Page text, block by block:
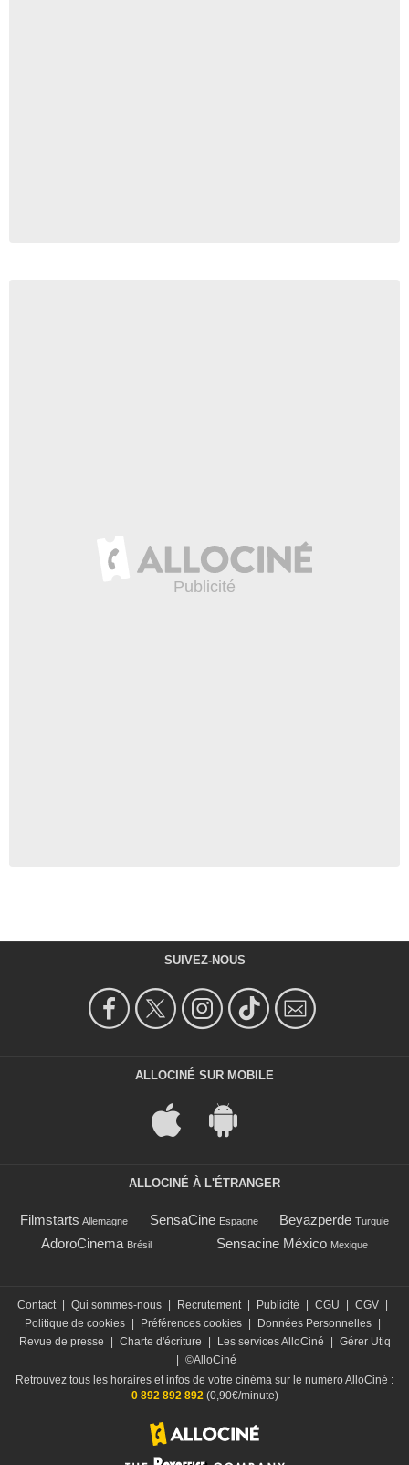
SUIVEZ-NOUS
ALLOCINÉ SUR MOBILE
ALLOCINÉ À L'ÉTRANGER
Filmstarts Allemagne SensaCine Espagne Beyazperde Turquie
AdoroCinema Brésil Sensacine México Mexique
Contact | Qui sommes-nous | Recrutement | Publicité | CGU | CGV |
Politique de cookies | Préférences cookies | Données Personnelles |
Revue de presse
| Charte d'écriture | Les services AlloCiné | Gérer Utiq
| ©AlloCiné
Retrouvez tous les horaires et infos de votre cinéma sur le numéro AlloCiné :
0 892 892 892 (0,90€/minute)